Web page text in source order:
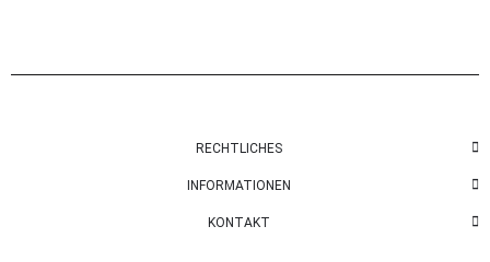
RECHTLICHES
INFORMATIONEN
KONTAKT